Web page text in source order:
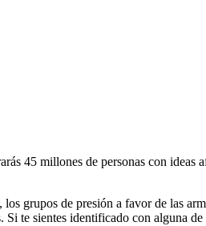
45 millones de personas con ideas
grupos de presión a favor de las
te sientes identificado con alguna